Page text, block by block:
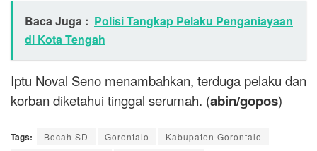
Baca Juga : Polisi Tangkap Pelaku Penganiayaan
di Kota Tengah
Iptu Noval Seno menambahkan, terduga pelaku dan
korban diketahui tinggal serumah. (abin/gopos)
Tags: Bocah SD Gorontalo
Kabupaten Gorontalo